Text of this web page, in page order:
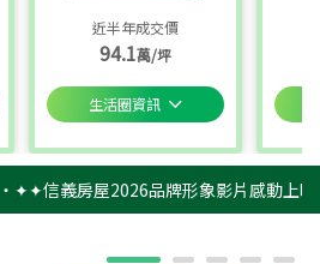
近半年成交價
94.1萬/坪
生活圈資訊
‧✦✦信義房屋2026品牌形象影片感動上